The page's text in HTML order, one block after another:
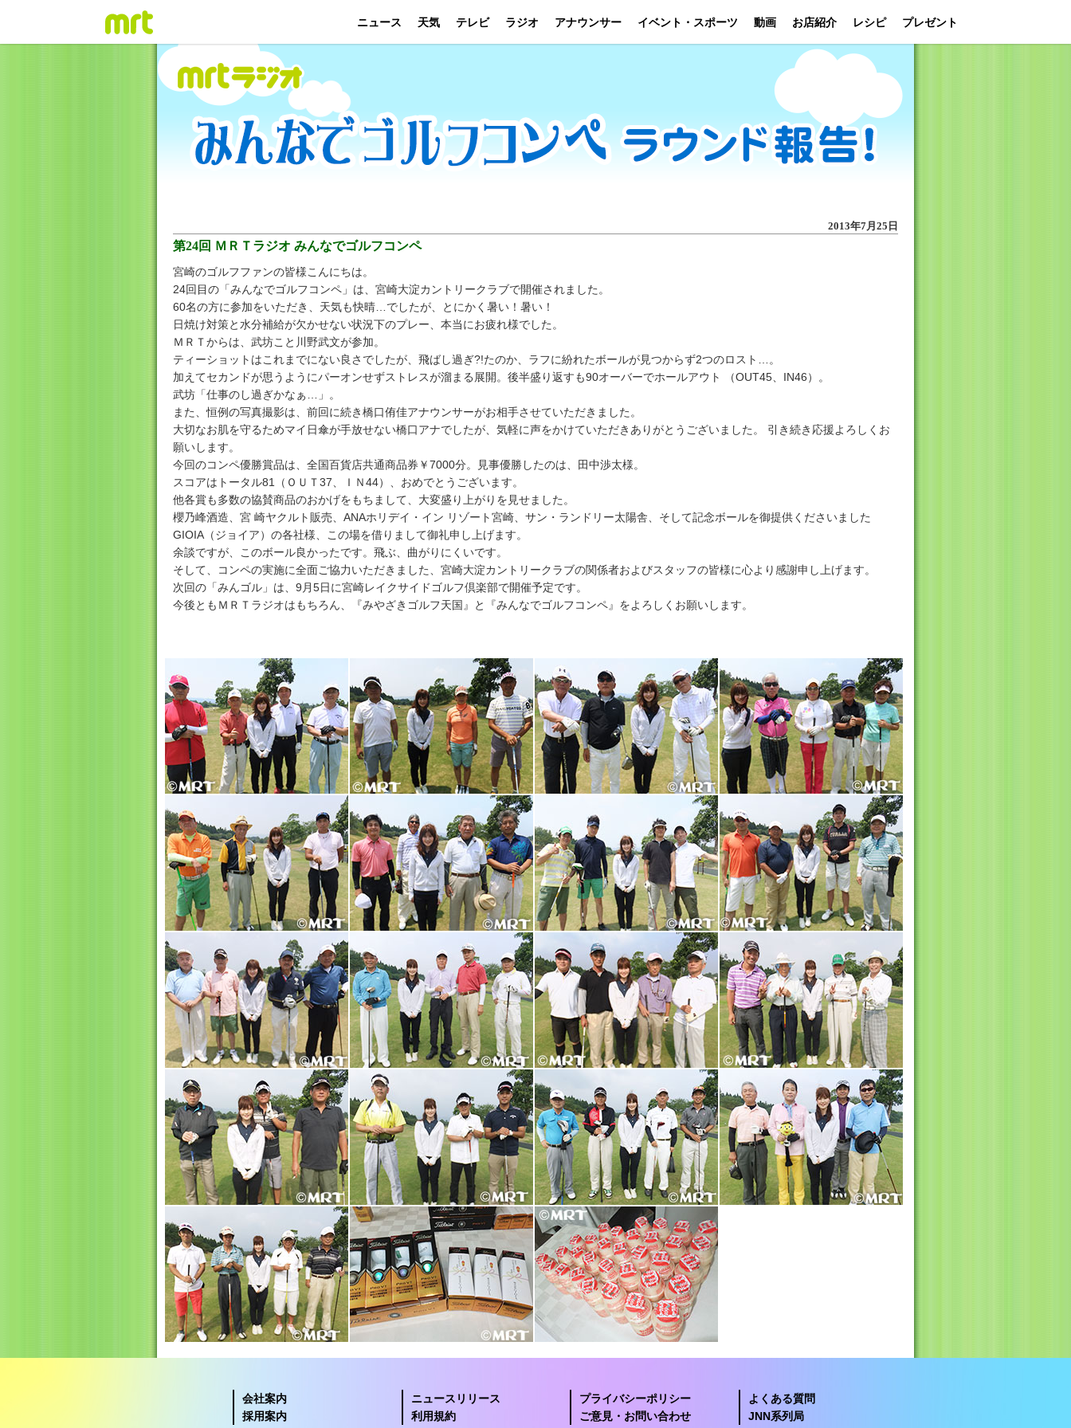
ニュース 天気 テレビ ラジオ アナウンサー イベント・スポーツ 動画 お店紹介 レシピ プレゼント
2013年7月25日
第24回 ＭＲＴラジオ みんなでゴルフコンペ
宮崎のゴルフファンの皆様こんにちは。
24回目の「みんなでゴルフコンペ」は、宮崎大淀カントリークラブで開催されました。
60名の方に参加をいただき、天気も快晴…でしたが、とにかく暑い！暑い！
日焼け対策と水分補給が欠かせない状況下のプレー、本当にお疲れ様でした。
ＭＲＴからは、武坊こと川野武文が参加。
ティーショットはこれまでにない良さでしたが、飛ばし過ぎ?!たのか、ラフに紛れたボールが見つからず2つのロスト…。
加えてセカンドが思うようにパーオンせずストレスが溜まる展開。後半盛り返すも90オーバーでホールアウト （OUT45、IN46）。
武坊「仕事のし過ぎかなぁ…」。
また、恒例の写真撮影は、前回に続き橋口侑佳アナウンサーがお相手させていただきました。
大切なお肌を守るためマイ日傘が手放せない橋口アナでしたが、気軽に声をかけていただきありがとうございました。 引き続き応援よろしくお
願いします。
今回のコンペ優勝賞品は、全国百貨店共通商品券￥7000分。見事優勝したのは、田中渉太様。
スコアはトータル81（ＯＵＴ37、ＩＮ44）、おめでとうございます。
他各賞も多数の協賛商品のおかげをもちまして、大変盛り上がりを見せました。
櫻乃峰酒造、宮 崎ヤクルト販売、ANAホリデイ・イン リゾート宮崎、サン・ランドリー太陽舎、そして記念ボールを御提供くださいました
GIOIA（ジョイア）の各社様、この場を借りまして御礼申し上げます。
余談ですが、このボール良かったです。飛ぶ、曲がりにくいです。
そして、コンペの実施に全面ご協力いただきました、宮崎大淀カントリークラブの関係者およびスタッフの皆様に心より感謝申し上げます。
次回の「みんゴル」は、9月5日に宮崎レイクサイドゴルフ倶楽部で開催予定です。
今後ともＭＲＴラジオはもちろん、『みやざきゴルフ天国』と『みんなでゴルフコンペ』をよろしくお願いします。
会社案内 ニュースリリース プライバシーポリシー
よくある質問
採用案内
利用規約 ご意見・お問い合わせ JNN系列局